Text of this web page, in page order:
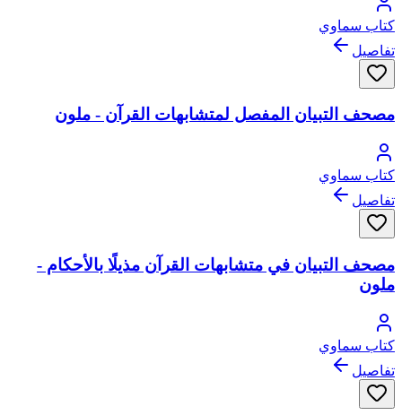
كتاب سماوي
تفاصيل
مصحف التبيان المفصل لمتشابهات القرآن - ملون
كتاب سماوي
تفاصيل
مصحف التبيان في متشابهات القرآن مذيلًا بالأحكام -
ملون
كتاب سماوي
تفاصيل